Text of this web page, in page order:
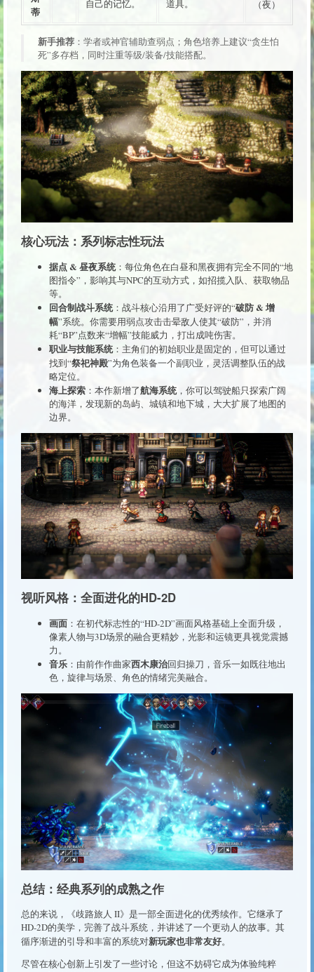
蒂
自己的记忆。 道具。 （夜）
新手推荐：学者或神官辅助查弱点；角色培养上建议“贪生怕
死”多存档，同时注重等级/装备/技能搭配。
核心玩法：系列标志性玩法
据点 & 昼夜系统：每位角色在白昼和黑夜拥有完全不同的“地
图指令”，影响其与NPC的互动方式，如招揽入队、获取物品
等。
回合制战斗系统：战斗核心沿用了广受好评的“破防 & 增
幅”系统。你需要用弱点攻击击晕敌人使其“破防”，并消
耗“BP”点数来“增幅”技能威力，打出成吨伤害。
职业与技能系统：主角们的初始职业是固定的，但可以通过
找到“祭祀神殿”为角色装备一个副职业，灵活调整队伍的战
略定位。
海上探索 ：本作新增了航海系统，你可以驾驶船只探索广阔
的海洋，发现新的岛屿、城镇和地下城，大大扩展了地图的
边界。
视听风格：全面进化的HD-2D
画面 ：在初代标志性的“HD-2D”画面风格基础上全面升级，
像素人物与3D场景的融合更精妙，光影和运镜更具视觉震撼
力。
音乐 ：由前作作曲家西木康治回归操刀，音乐一如既往地出
色，旋律与场景、角色的情绪完美融合。
总结：经典系列的成熟之作
总的来说，《歧路旅人 II》是一部全面进化的优秀续作。它继承了
HD-2D的美学，完善了战斗系统，并讲述了一个更动人的故事。其
循序渐进的引导和丰富的系统对新玩家也非常友好。
尽管在核心创新上引发了一些讨论，但这不妨碍它成为体验纯粹